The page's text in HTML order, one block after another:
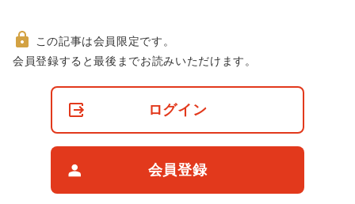
非
この記事は会員限定です。
会員登録すると最後までお読みいただけます。
ログイン
会員登録